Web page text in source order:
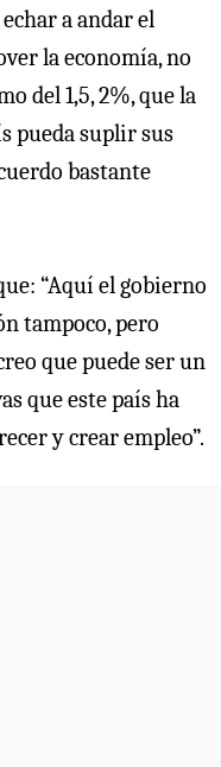
a andar el
la economía, no
del 1,5, 2%, que la
pueda suplir sus
bastante
“Aquí el gobierno
tampoco, pero
que puede ser un
que este país ha
y crear empleo”.